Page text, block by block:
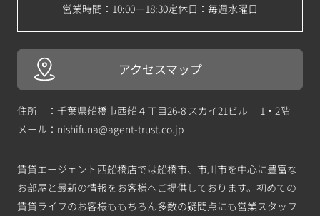
営業時間：10:00－18:30定休日：毎週水曜日
アクセスマップ
住所 ：千葉県船橋市西船４丁目26-8 スカイ21ビル 1・2階
メール： nishifuna@agent-trust.co.jp
賃貸エージェント西船橋店では船橋市、市川市を中心に豊富な
お部屋と最新の情報をお客様へご提供しております。初めての
賃貸ライフのお客様ももちろん多数の疑問点にも営業スタッフ